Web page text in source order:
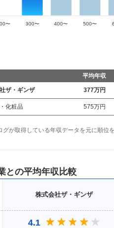
平均年収
ザ・ギンザ 377万円
化粧品 575万円
が取得している年収データを元に順位を
との平均年収比較
株式会社ザ・ギンザ
4.1